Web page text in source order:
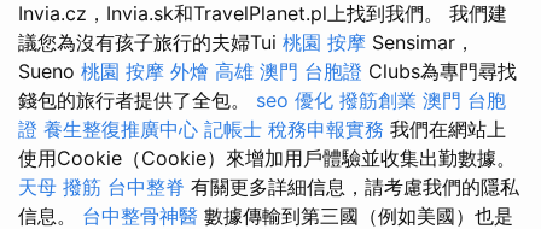
Invia.cz，Invia.sk和TravelPlanet.pl上找到我們。 我們建
議您為沒有孩子旅行的夫婦Tui 桃園 按摩 Sensimar，
Sueno 桃園 按摩 外燴 高雄 澳門 台胞證 Clubs為專門尋找
錢包的旅行者提供了全包。 seo 優化 撥筋創業 澳門 台胞
證 養生整復推廣中心 記帳士 稅務申報實務 我們在網站上
使用Cookie（Cookie）來增加用戶體驗並收集出勤數據。
天母 撥筋 台中整脊 有關更多詳細信息，請考慮我們的隱私
信息。 台中整骨神醫 數據傳輸到第三國（例如美國）也是